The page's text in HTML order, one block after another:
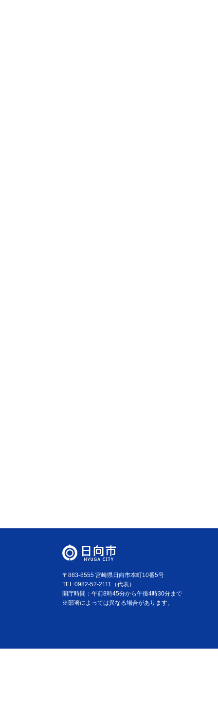
〒883-8555 宮崎県日向市本町10番5号
TEL:0982-52-2111（代表）
開庁時間：午前8時45分から午後4時30分まで
※部署によっては異なる場合があります。